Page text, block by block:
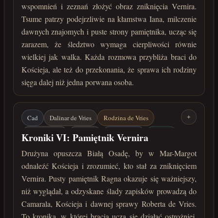
wspomnień i zeznań złożyć obraz zniknięcia Vernira.
Tsume patrzy podejrzliwie na kłamstwa Iana, milczenie
dawnych znajomych i puste strony pamiętnika, ucząc się
zarazem, że śledztwo wymaga cierpliwości równie
wielkiej jak walka. Każda rozmowa przybliża braci do
Kościeja, ale też do przekonania, że sprawa ich rodziny
sięga dalej niż jedna porwana osoba.
Cad Dalinar de Vries
Rodzina de Vries
Vernir / Ragn
Camaral Mar-Margot
Robert de Vries
Pamiętnik Vernira
Miejskie podziemie
koniec marca 222 roku po Zaćmieniu
+
Kroniki VI: Pamiętnik Vernira
Drużyna opuszcza Białą Osadę, by w Mar-Margot
odnaleźć Kościeja i zrozumieć, kto stał za zniknięciem
Vernira. Pusty pamiętnik Ragna okazuje się ważniejszy,
niż wyglądał, a odzyskane ślady zapisków prowadzą do
Camarala, Kościeja i dawnej sprawy Roberta de Vries.